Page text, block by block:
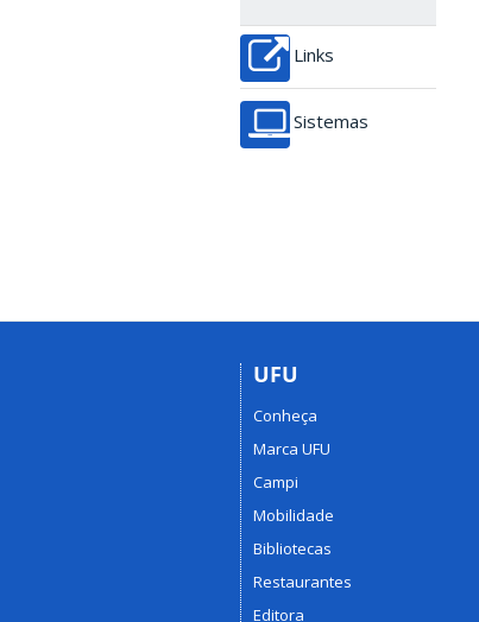
Links
Sistemas
UFU
Conheça
Marca UFU
Campi
Mobilidade
Bibliotecas
Restaurantes
Editora